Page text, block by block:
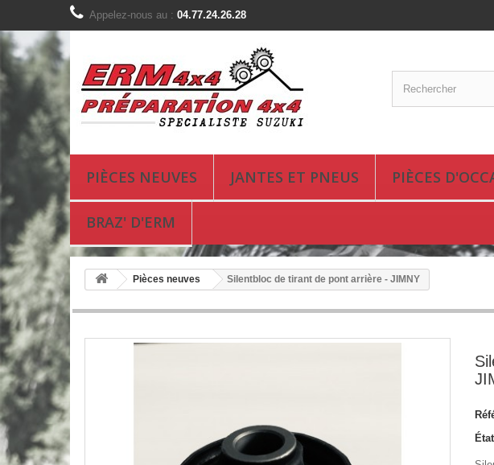
Appelez-nous au : 04.77.24.26.28
PIÈCES NEUVES JANTES ET PNEUS PIÈCES
BRAZ' D'ERM
Pièces neuves Silentbloc de tirant de pont arrière - JIMNY